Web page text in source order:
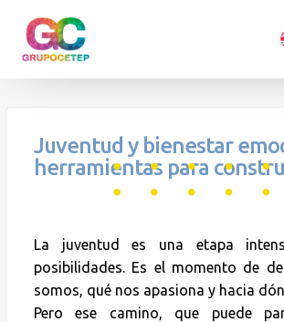
Juventud y bienestar
herramientas para
La juventud es una etapa
posibilidades. Es el momento de
somos, qué nos apasiona y hacia
Pero ese camino, que puede